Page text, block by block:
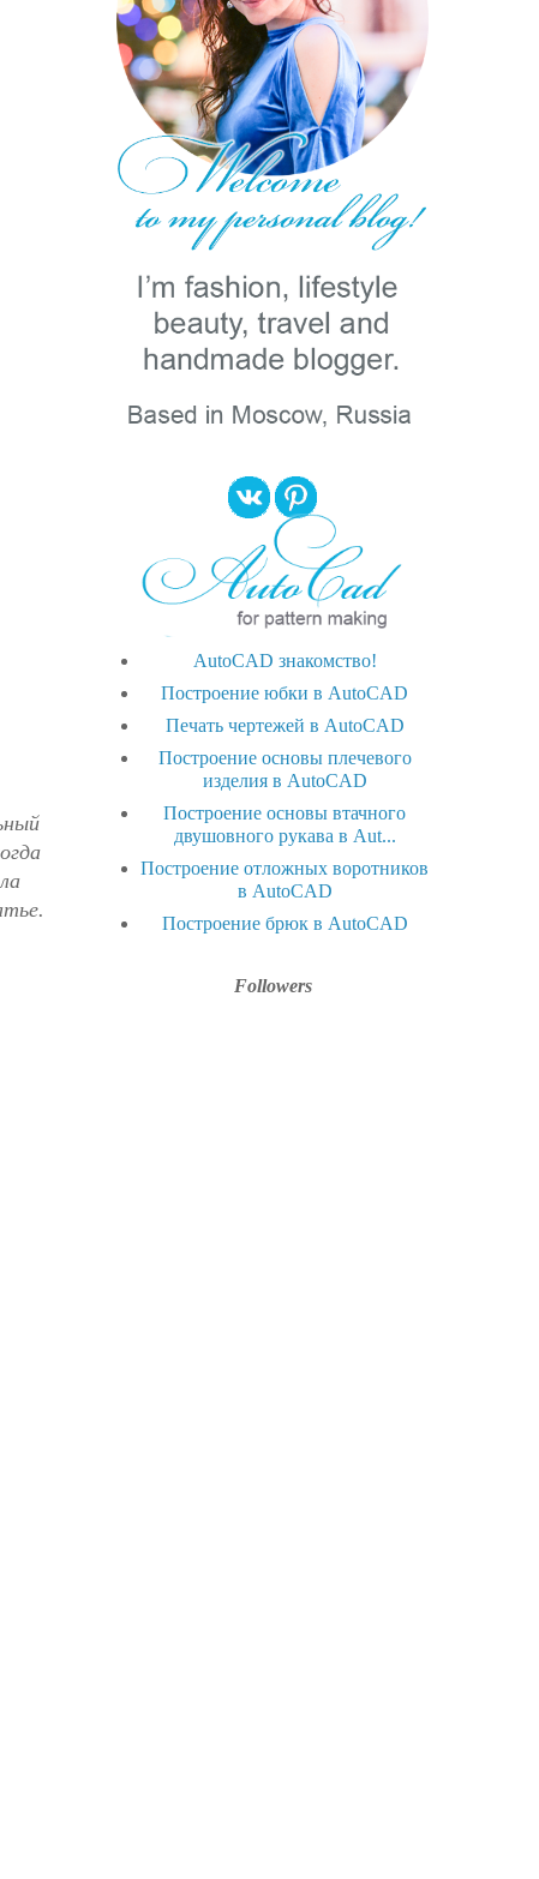
AutoCAD знакомство!
Построение юбки в AutoCAD
Печать чертежей в AutoCAD
Построение основы плечевого
изделия в AutoCAD
Построение основы втачного
двушовного рукава в Aut...
Построение отложных воротников
в AutoCAD
Построение брюк в AutoCAD
Followers